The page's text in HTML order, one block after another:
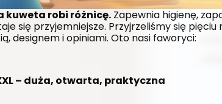
kuweta robi różnicę. Zapewnia higienę,
się przyjemniejsze. Przyjrzeliśmy się
designem i opiniami. Oto nasi faworyci:
– duża, otwarta, praktyczna